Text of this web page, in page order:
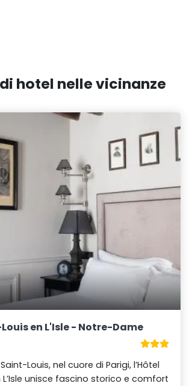
hotel nelle vicinanze
en L'Isle - Notre-Dame
Louis, nel cuore di Parigi, l’Hôtel
L’Isle unisce fascino storico e comfort